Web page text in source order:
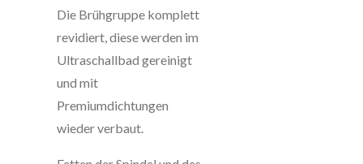
Die Brühgruppe komplett
revidiert, diese werden im
Ultraschallbad gereinigt
und mit
Premiumdichtungen
wieder verbaut.